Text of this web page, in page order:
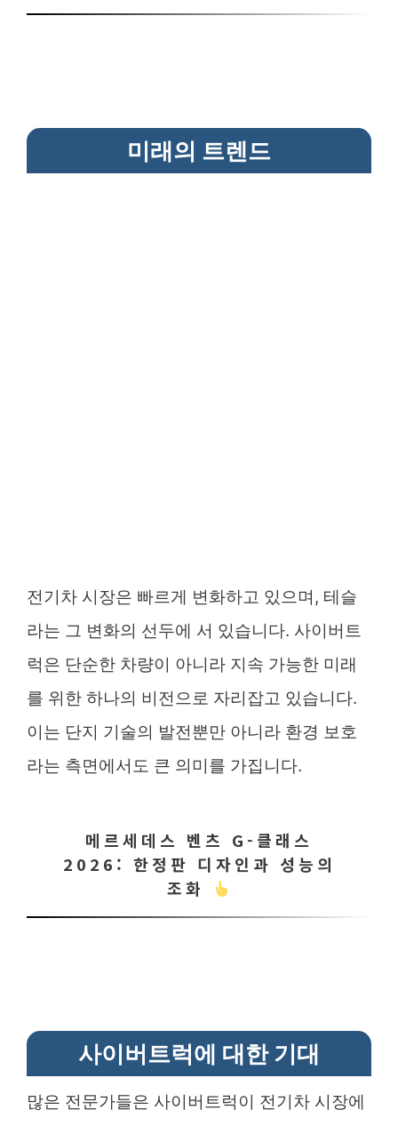
미래의 트렌드
전기차 시장은 빠르게 변화하고 있으며, 테슬
라는 그 변화의 선두에 서 있습니다. 사이버트
럭은 단순한 차량이 아니라 지속 가능한 미래
를 위한 하나의 비전으로 자리잡고 있습니다.
이는 단지 기술의 발전뿐만 아니라 환경 보호
라는 측면에서도 큰 의미를 가집니다.
메르세데스 벤츠 G-클래스
2026: 한정판 디자인과 성능의
조화
사이버트럭에 대한 기대
많은 전문가들은 사이버트럭이 전기차 시장에